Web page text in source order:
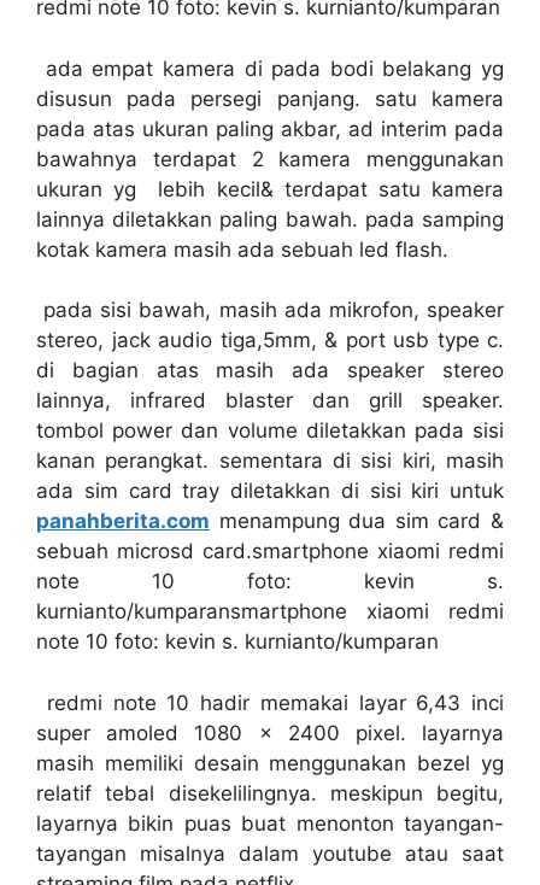
redmi note 10 foto: kevin s. kurnianto/kumparan
ada empat kamera di pada bodi belakang yg
disusun pada persegi panjang. satu kamera
pada atas ukuran paling akbar, ad interim pada
bawahnya terdapat 2 kamera menggunakan
ukuran yg lebih kecil& terdapat satu kamera
lainnya diletakkan paling bawah. pada samping
kotak kamera masih ada sebuah led flash.
pada sisi bawah, masih ada mikrofon, speaker
stereo, jack audio tiga,5mm, & port usb type c.
di bagian atas masih ada speaker stereo
lainnya, infrared blaster dan grill speaker.
tombol power dan volume diletakkan pada sisi
kanan perangkat. sementara di sisi kiri, masih
ada sim card tray diletakkan di sisi kiri untuk
panahberita.com menampung dua sim card &
sebuah microsd card.smartphone xiaomi redmi
note 10 foto: kevin s.
kurnianto/kumparansmartphone xiaomi redmi
note 10 foto: kevin s. kurnianto/kumparan
redmi note 10 hadir memakai layar 6,43 inci
super amoled 1080 x 2400 pixel. layarnya
masih memiliki desain menggunakan bezel yg
relatif tebal disekelilingnya. meskipun begitu,
layarnya bikin puas buat menonton tayangan-
tayangan misalnya dalam youtube atau saat